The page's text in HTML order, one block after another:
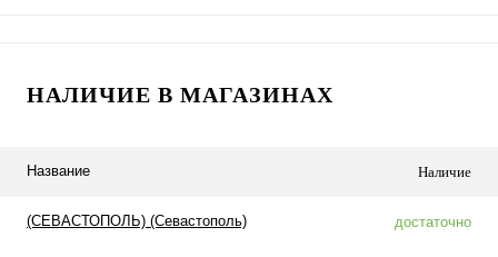
НАЛИЧИЕ В МАГАЗИНАХ
Название Наличие
(СЕВАСТОПОЛЬ) (Севастополь) достаточно